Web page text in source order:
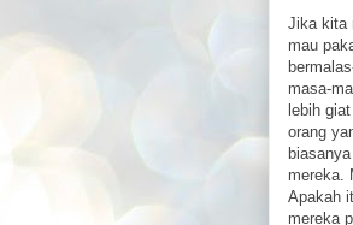
Jika kita
mau
masa-
lebih
orang
mereka.
Apakah
mereka